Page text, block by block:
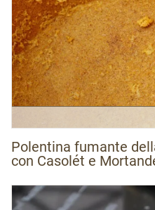
Polentina fumante
con Casolét e